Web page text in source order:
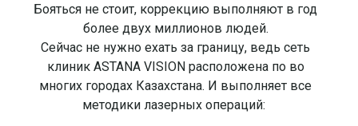
Бояться не стоит, коррекцию выполняют в год
более двух миллионов людей.
Сейчас не нужно ехать за границу, ведь сеть
клиник ASTANA VISION расположена по во
многих городах Казахстана. И выполняет все
методики лазерных операций: